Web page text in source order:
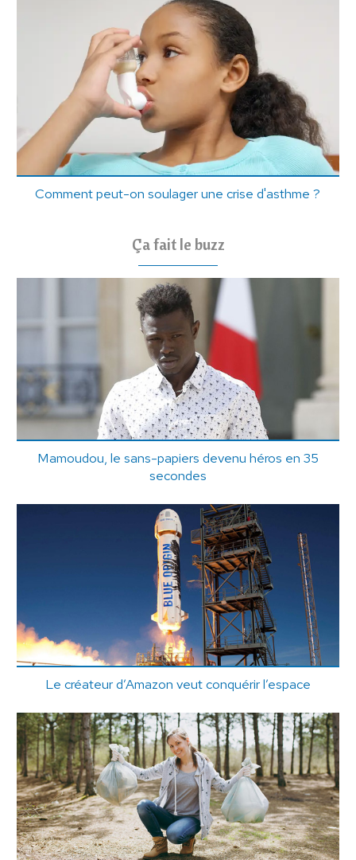
Comment peut-on soulager une crise d'asthme ?
Ça fait le buzz
Mamoudou, le sans-papiers devenu héros en 35
secondes
Le créateur d’Amazon veut conquérir l’espace